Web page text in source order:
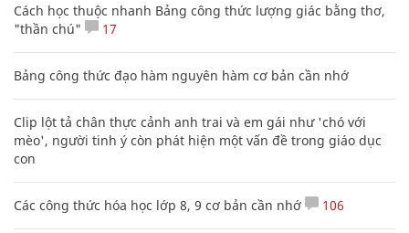
Cách học thuộc nhanh Bảng công thức lượng giác bằng thơ,
"thần chú"
17
Bảng công thức đạo hàm nguyên hàm cơ bản cần nhớ
Clip lột tả chân thực cảnh anh trai và em gái như 'chó với
mèo', người tinh ý còn phát hiện một vấn đề trong giáo dục
con
Các công thức hóa học lớp 8, 9 cơ bản cần nhớ 106